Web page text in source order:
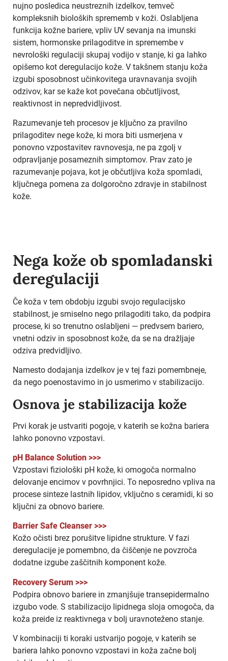
nujno posledica neustreznih izdelkov, temveč
kompleksnih bioloških sprememb v koži. Oslabljena
funkcija kožne bariere, vpliv UV sevanja na imunski
sistem, hormonske prilagoditve in spremembe v
nevrološki regulaciji skupaj vodijo v stanje, ki ga lahko
opišemo kot deregulacijo kože. V takšnem stanju koža
izgubi sposobnost učinkovitega uravnavanja svojih
odzivov, kar se kaže kot povečana občutljivost,
reaktivnost in nepredvidljivost.
Razumevanje teh procesov je ključno za pravilno
prilagoditev nege kože, ki mora biti usmerjena v
ponovno vzpostavitev ravnovesja, ne pa zgolj v
odpravljanje posameznih simptomov. Prav zato je
razumevanje pojava, kot je občutljiva koža spomladi,
ključnega pomena za dolgoročno zdravje in stabilnost
kože.
Nega kože ob spomladanski
deregulaciji
Če koža v tem obdobju izgubi svojo regulacijsko
stabilnost, je smiselno nego prilagoditi tako, da podpira
procese, ki so trenutno oslabljeni — predvsem bariero,
vnetni odziv in sposobnost kože, da se na dražljaje
odziva predvidljivo.
Namesto dodajanja izdelkov je v tej fazi pomembneje,
da nego poenostavimo in jo usmerimo v stabilizacijo.
Osnova je stabilizacija kože
Prvi korak je ustvariti pogoje, v katerih se kožna bariera
lahko ponovno vzpostavi.
pH Balance Solution >>>
Vzpostavi fiziološki pH kože, ki omogoča normalno
delovanje encimov v povrhnjici. To neposredno vpliva na
procese sinteze lastnih lipidov, vključno s ceramidi, ki so
ključni za obnovo bariere.
Barrier Safe Cleanser >>>
Kožo očisti brez porušitve lipidne strukture. V fazi
deregulacije je pomembno, da čiščenje ne povzroča
dodatne izgube zaščitnih komponent kože.
Recovery Serum >>>
Podpira obnovo bariere in zmanjšuje transepidermalno
izgubo vode. S stabilizacijo lipidnega sloja omogoča, da
koža preide iz reaktivnega v bolj uravnoteženo stanje.
V kombinaciji ti koraki ustvarijo pogoje, v katerih se
bariera lahko ponovno vzpostavi in koža začne bolj